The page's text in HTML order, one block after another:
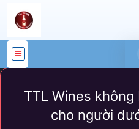
MỤCTTL Wines
cho người
Sản phẩm VANG Ý